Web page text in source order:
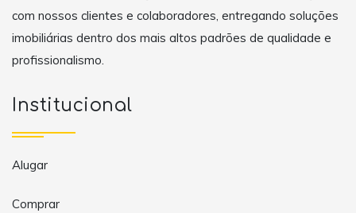
com nossos clientes e colaboradores, entregando soluções
imobiliárias dentro dos mais altos padrões de qualidade e
profissionalismo.
Institucional
Alugar
Comprar